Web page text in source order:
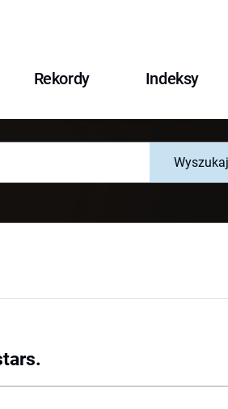
Rekordy Indeksy
Wyszukaj